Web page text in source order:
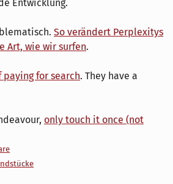
Entwicklung.
So verändert Perplexitys
Art, wie wir surfen.
paying for search. They have a
only touch it once (not